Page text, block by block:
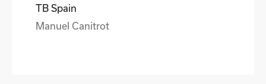
TB Spain
Manuel Canitrot